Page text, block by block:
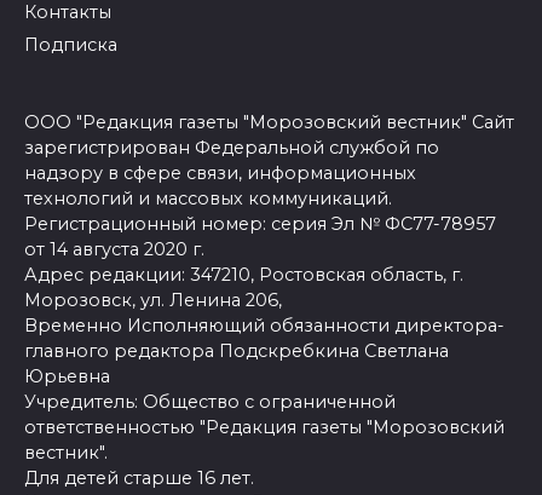
Контакты
Подписка
ООО "Редакция газеты "Морозовский вестник" Сайт
зарегистрирован Федеральной службой по
надзору в сфере связи, информационных
технологий и массовых коммуникаций.
Регистрационный номер: серия Эл № ФС77-78957
от 14 августа 2020 г.
Адрес редакции: 347210, Ростовская область, г.
Морозовск, ул. Ленина 206,
Временно Исполняющий обязанности директора-
главного редактора Подскребкина Светлана
Юрьевна
Учредитель: Общество с ограниченной
ответственностью "Редакция газеты "Морозовский
вестник".
Для детей старше 16 лет.